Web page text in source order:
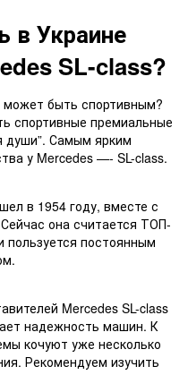
в Украине
SL-class?
может быть спортивным?
спортивные премиальные
души”. Самым ярким
у Mercedes —- SL-class.
в 1954 году, вместе с
она считается ТОП-
постоянным
Mercedes SL-class
надежность машин. К
кочуют уже несколько
Рекомендуем изучить